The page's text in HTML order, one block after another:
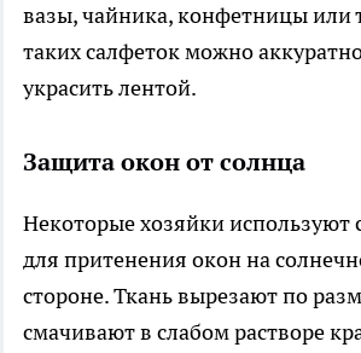
вазы, чайника, конфетницы или
таких салфеток можно
украсить лентой.
Защита окон от солнца
Некоторые хозяйки используют
для притенения окон на
стороне. Ткань вырезают по
смачивают в слабом растворе